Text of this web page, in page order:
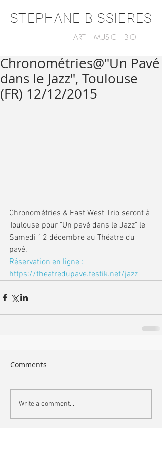
STEPHANE BISSIERES
ART MUSIC BIO
Chronométries@"Un Pavé
dans le Jazz", Toulouse
(FR) 12/12/2015
Chronométries & East West Trio seront à
Toulouse pour "Un pavé dans le Jazz" le
Samedi 12 décembre au Théatre du
pavé.
Réservation en ligne :
https://theatredupave.festik.net/jazz
Comments
Write a comment...